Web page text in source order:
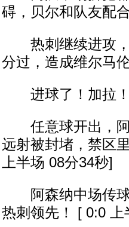
碍，贝尔和队友配
热刺继续进攻，
分过，造成维尔马
进球了！加拉！
任意球开出，阿
远射被封堵，禁区
上半场 08分34秒]
阿森纳中场传球
热刺领先！ [ 0:0 上